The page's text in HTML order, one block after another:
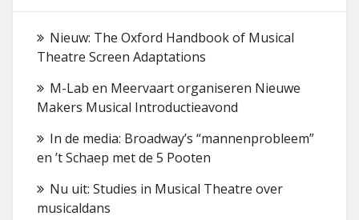
Nieuw: The Oxford Handbook of Musical
Theatre Screen Adaptations
M-Lab en Meervaart organiseren Nieuwe
Makers Musical Introductieavond
In de media: Broadway’s “mannenprobleem”
en ’t Schaep met de 5 Pooten
Nu uit: Studies in Musical Theatre over
musicaldans